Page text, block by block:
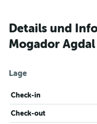
Details und
Mogador Agdal
Lage
Check-in
Check-out